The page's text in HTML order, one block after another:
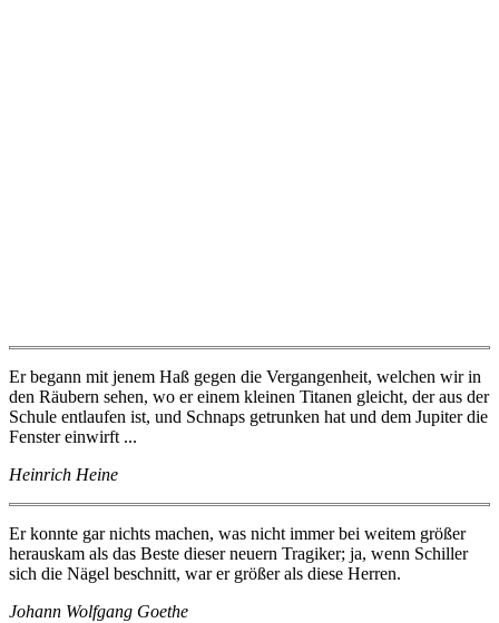
Er begann mit jenem Haß gegen die Vergangenheit, welchen wir in
den Räubern sehen, wo er einem kleinen Titanen gleicht, der aus der
Schule entlaufen ist, und Schnaps getrunken hat und dem Jupiter die
Fenster einwirft ...
Heinrich Heine
Er konnte gar nichts machen, was nicht immer bei weitem größer
herauskam als das Beste dieser neuern Tragiker; ja, wenn Schiller
sich die Nägel beschnitt, war er größer als diese Herren.
Johann Wolfgang Goethe